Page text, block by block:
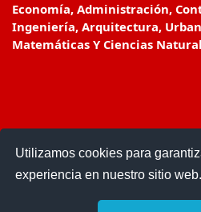
Utilizamos cookies para
experiencia en nuestro sitio web.
Economía, Administración,
Ingeniería, Arquitectura,
Matemáticas Y Ciencias